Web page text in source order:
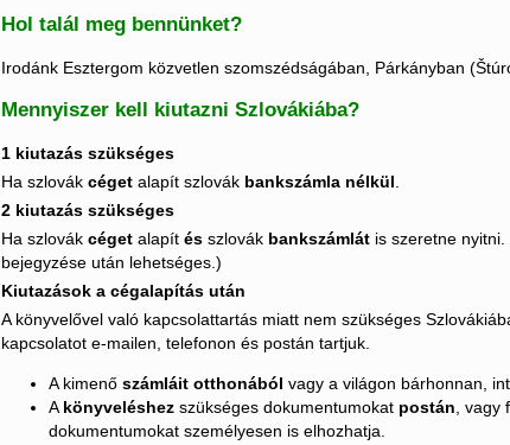
Hol talál meg bennünket?
Irodánk Esztergom közvetlen szomszédságában, Párkányban
Mennyiszer kell kiutazni Szlovákiába?
1 kiutazás szükséges
Ha szlovákcégetalapít szlovák bankszámla nélkül
2 kiutazás szükséges
Ha szlovákcégetalapítésszlovák bankszámlát is szeretne
bejegyzése után lehetséges.)
Kiutazások a cégalapítás után
A könyvelővel való kapcsolattartás miatt nem szükséges
kapcsolatot e-mailen, telefonon és postán tartjuk.
A kimenőszámláit otthonából vagy a világon bárhonnan,
Akönyveléshezszükséges dokumentumokat postán, vagy
dokumentumokat személyesen is elhozhatja.